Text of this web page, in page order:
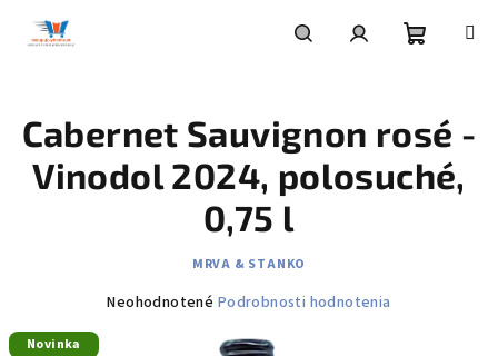
košík
Cabernet Sauvignon rosé -
Vinodol 2024, polosuché,
0,75 l
MRVA & STANKO
Priemerné
Neohodnotené Podrobnosti hodnotenia
Novinka